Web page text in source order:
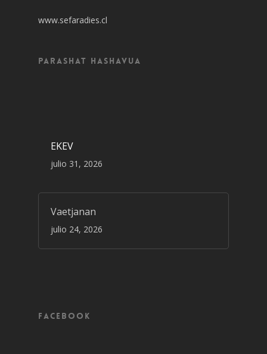
www.sefaradies.cl
Parashat Hashavua
EKEV
julio 31, 2026
Vaetjanan
julio 24, 2026
Facebook